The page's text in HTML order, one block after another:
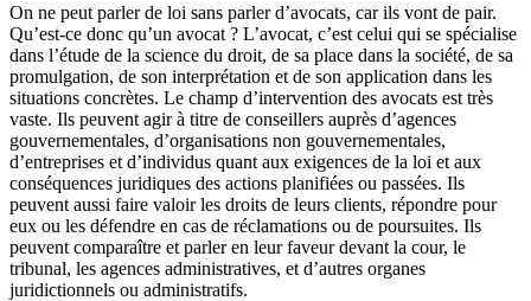
On ne peut parler de loi sans parler d’avocats, car ils vont de pair.
Qu’est-ce donc qu’un avocat ? L’avocat, c’est celui qui se spécialise
dans l’étude de la science du droit, de sa place dans la société, de sa
promulgation, de son interprétation et de son application dans les
situations concrètes. Le champ d’intervention des avocats est très
vaste. Ils peuvent agir à titre de conseillers auprès d’agences
gouvernementales, d’organisations non gouvernementales,
d’entreprises et d’individus quant aux exigences de la loi et aux
conséquences juridiques des actions planifiées ou passées. Ils
peuvent aussi faire valoir les droits de leurs clients, répondre pour
eux ou les défendre en cas de réclamations ou de poursuites. Ils
peuvent comparaître et parler en leur faveur devant la cour, le
tribunal, les agences administratives, et d’autres organes
juridictionnels ou administratifs.